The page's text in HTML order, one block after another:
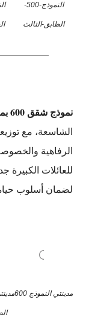
النموذج-500-
الطابق-الثالث
نموذج شقق 600 بمدينتي
الشاسعة، مع
الرفاهية
للعائلات الكبيرة
لضمان أسلوب
مدينتي النموذج 600